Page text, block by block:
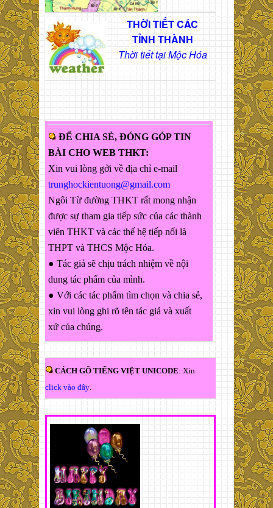
THỜI TIẾT CÁC
TỈNH THÀNH
Thời tiết tại Mộc Hóa
ĐỂ CHIA SẺ, ĐÓNG GÓP TIN
BÀI CHO WEB THKT:
Xin vui lòng gởi về địa chỉ e-mail
trunghockientuong@gmail.com
Ngôi Từ đường THKT rất mong nhận
được sự tham gia tiếp sức của các thành
viên THKT và các thế hệ tiếp nối là
THPT và THCS Mộc Hóa.
● Tác giả sẽ chịu trách nhiệm về nội
dung tác phẩm của mình.
● Với các tác phẩm tìm chọn và chia sẻ,
xin vui lòng ghi rõ tên tác giả và xuất
xứ của chúng.
CÁCH GÕ TIẾNG VIỆT UNICODE: Xin
click vào đây.